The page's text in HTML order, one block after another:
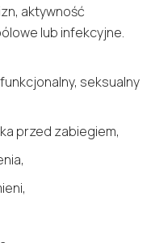
aktywność
lub infekcyjne.
seksualny
przed zabiegiem,